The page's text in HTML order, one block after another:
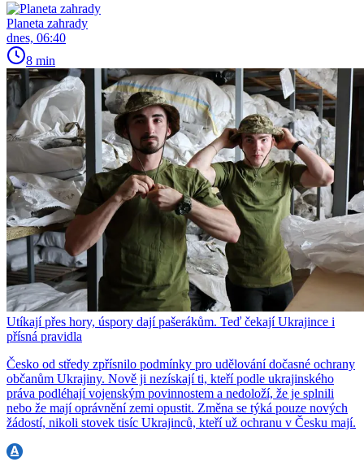
Planeta zahrady
dnes, 06:40
8 min
Utíkají přes hory, úspory dají pašerákům. Teď čekají Ukrajince i
přísná pravidla
Česko od středy zpřísnilo podmínky pro udělování dočasné ochrany
občanům Ukrajiny. Nově ji nezískají ti, kteří podle ukrajinského
práva podléhají vojenským povinnostem a nedoloží, že je splnili
nebo že mají oprávnění zemi opustit. Změna se týká pouze nových
žádostí, nikoli stovek tisíc Ukrajinců, kteří už ochranu v Česku mají.